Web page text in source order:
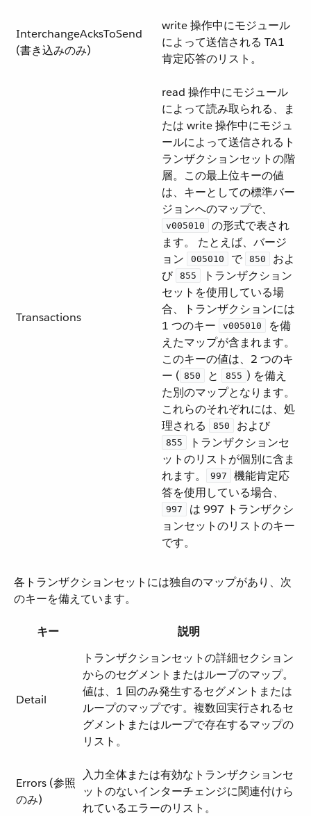
InterchangeAcksToSend
(書き込みのみ)
write 操作中にモジュール
によって送信される TA1
肯定応答のリスト。
Transactions
read 操作中にモジュール
によって読み取られる、ま
たは write 操作中にモジュ
ールによって送信されるト
ランザクションセットの階
層。この最上位キーの値
は、キーとしての標準バー
ジョンへのマップで、​
v005010
​ の形式で表され
ます。 たとえば、バージ
ョン ​
005010 ​ で ​ 850
​ およ
び ​ 855
​ トランザクション
セットを使用している場
合、トランザクションには
1 つのキー ​
v005010
​ を備
えたマップが含まれます。
このキーの値は、2 つのキ
ー (​ 850 ​ と ​ 855 ​) を備え
た別のマップとなります。
これらのそれぞれには、処
理される ​
850 ​ および ​
855
​ トランザクションセ
ットのリストが個別に含ま
れます。​
997
​ 機能肯定応
答を使用している場合、​
997
​ は 997 トランザクシ
ョンセットのリストのキー
です。
各トランザクションセットには独自のマップがあり、次
のキーを備えています。
キー 説明
Detail
トランザクションセットの詳細セクション
からのセグメントまたはループのマップ。
値は、1 回のみ発生するセグメントまたは
ループのマップです。複数回実行されるセ
グメントまたはループで存在するマップの
リスト。
Errors (参照
のみ)
入力全体または有効なトランザクションセ
ットのないインターチェンジに関連付けら
れているエラーのリスト。